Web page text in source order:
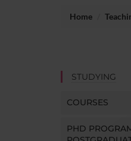
Home
STUDYING
COURSES
PHD